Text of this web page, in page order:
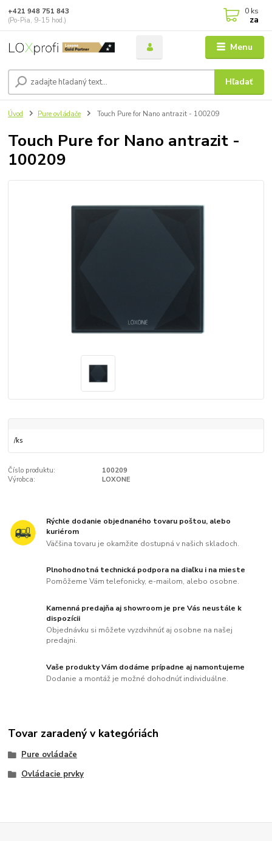
Menu
Hľadať
+421 948 751 843
(Po-Pia, 9-15 hod.)
0 ks
za
Úvod Pure ovládače Touch Pure for Nano antrazit - 100209
Touch Pure for Nano antrazit -
100209
/ks
Číslo produktu:
100209
Výrobca:
LOXONE
Rýchle dodanie objednaného tovaru poštou, alebo
kuriérom
Väčšina tovaru je okamžite dostupná v našich skladoch.
Plnohodnotná technická podpora na diaľku i na mieste
Pomôžeme Vám telefonicky, e-mailom, alebo osobne.
Kamenná predajňa aj showroom je pre Vás neustále k
dispozícii
Objednávku si môžete vyzdvihnúť aj osobne na našej
predajni.
Vaše produkty Vám dodáme prípadne aj namontujeme
Dodanie a montáž je možné dohodnúť individuálne.
Tovar zaradený v kategóriách
Pure ovládače
Ovládacie prvky